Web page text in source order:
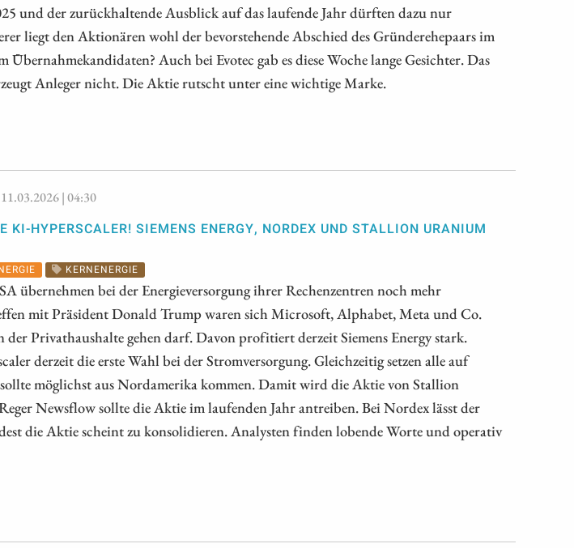
und der zurückhaltende Ausblick auf das laufende Jahr dürften dazu nur
liegt den Aktionären wohl der bevorstehende Abschied des Gründerehepaars im
Auch bei Evotec gab es diese Woche lange Gesichter. Das
Anleger nicht. Die Aktie rutscht unter eine wichtige Marke.
| 04:30
KI-HYPERSCALER! SIEMENS ENERGY, NORDEX UND STALLION URANIUM
KERNENERGIE
übernehmen bei der Energieversorgung ihrer Rechenzentren noch mehr
mit Präsident Donald Trump waren sich Microsoft, Alphabet, Meta und Co.
der Privathaushalte gehen darf. Davon profitiert derzeit Siemens Energy stark.
derzeit die erste Wahl bei der Stromversorgung. Gleichzeitig setzen alle auf
möglichst aus Nordamerika kommen. Damit wird die Aktie von Stallion
Newsflow sollte die Aktie im laufenden Jahr antreiben. Bei Nordex lässt der
die Aktie scheint zu konsolidieren. Analysten finden lobende Worte und operativ